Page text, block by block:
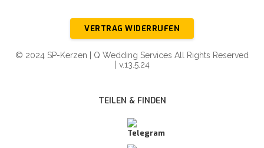
VERTRAG WIDERRUFEN
© 2024 SP-Kerzen | Q Wedding Services All Rights Reserved
| v.13.5.24
TEILEN & FINDEN